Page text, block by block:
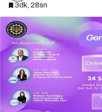
3dk, 28sn